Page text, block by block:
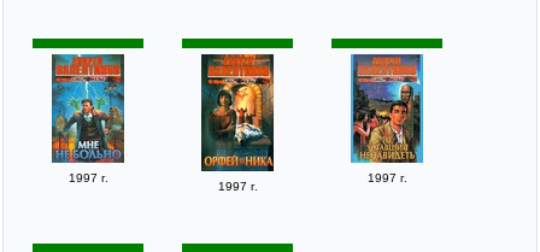
1997 г.
1997 г.
1997 г.